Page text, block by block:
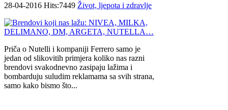
28-04-2016 Hits:7449 Život, ljepota i zdravlje
Priča o Nutelli i kompaniji Ferrero samo je
jedan od slikovitih primjera koliko nas razni
brendovi svakodnevno zasipaju lažima i
bombarduju suludim reklamama sa svih strana,
samo kako bismo što...